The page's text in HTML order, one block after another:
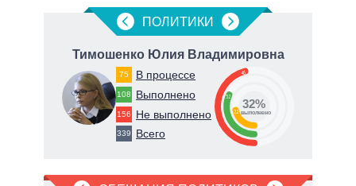
ПОЛИТИКИ
Тимошенко Юлия Владимировна
75 В процессе
108 Выполнено
156 Не выполнено
339 Всего
46
32
22
32%
выполнено